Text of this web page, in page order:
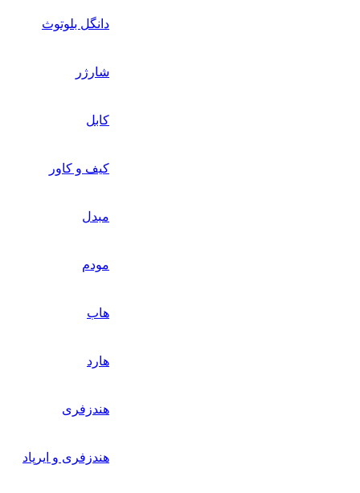
دانگل بلوتوث
شارژر
کابل
کیف و کاور
مبدل
مودم
هاب
هارد
هندزفری
هندزفری و ایرپاد